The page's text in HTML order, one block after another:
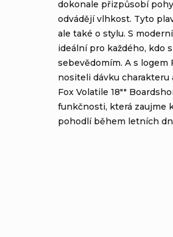
dokonale přizpůsobí
odvádějí vlhkost. Tyto
ale také o stylu. S
ideální pro každého, kdo
sebevědomím. A s logem
nositeli dávku charakteru
Fox Volatile 18""
funkčnosti, která zaujme
pohodlí během letních